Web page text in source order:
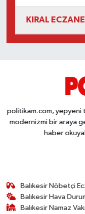
KIRAL
politikam.com, yepyeni
modernizmi bir araya
haber
Balıkesir Nöbetçi
Balıkesir Hava
Balıkesir Namaz